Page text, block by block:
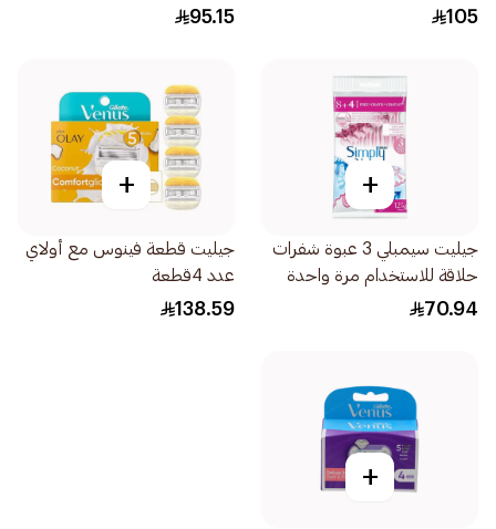
105
الحساسة 1قطعة
95.15
+
جيليت سيمبلي 3 عبوة شفرات
حلاقة للاستخدام مرة واحدة
للنساء 12قطعة
70.94
+
جيليت قطعة فينوس مع أولاي
عدد 4قطعة
138.59
+